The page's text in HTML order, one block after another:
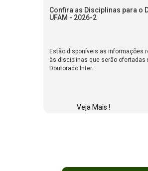
Confira as Disciplinas para o
UFAM - 2026-2
Estão disponíveis as informações
às disciplinas que serão ofertadas
Doutorado Inter...
Veja Mais !